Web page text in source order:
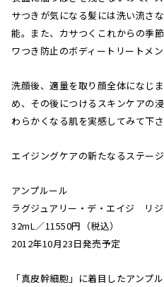
サつきが気になる髪には洗い流さ
能。また、カサつくこれからの季
ワつき防止のボディートリートメン
洗顔後、適量を取り顔全体になじ
め、その後につけるスキンケアの
わらかくなる肌を実感してみて下さ
エイジングケアの新たなるステー
アンプルール
ラグジュアリー・デ・エイジ リ
32mL／11550円（税込）
2012年10月23日発売予定
「真皮幹細胞」に着目したアンプ